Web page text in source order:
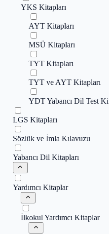
YKS Kitapları
AYT Kitapları
MSÜ Kitapları
TYT Kitapları
TYT ve AYT Kitapları
YDT Yabancı Dil Test
LGS Kitapları
Sözlük ve İmla Kılavuzu
Yabancı Dil Kitapları
Yardımcı Kitaplar
İlkokul Yardımcı Kitaplar